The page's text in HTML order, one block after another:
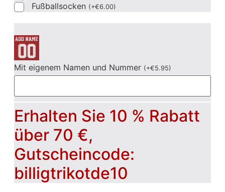
Fußballsocken (+€6.00)
Mit eigenem Namen und Nummer (+€5.95)
Erhalten Sie 10 % Rabatt
über 70 €,
Gutscheincode:
billigtrikotde10